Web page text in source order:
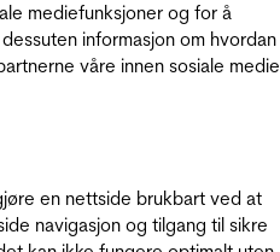
mediefunksjoner og for å
informasjon om hvordan
våre innen sosiale
en nettside brukbart ved at
navigasjon og tilgang til sikre